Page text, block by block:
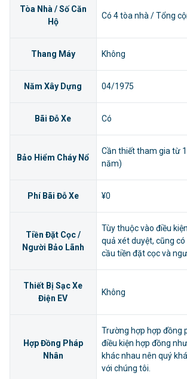
Tòa Nhà / Số Căn
Hộ
Có 4 tòa nhà / Tổng
Thang Máy Không
Năm Xây Dựng 04/1975
Bãi Đỗ Xe Có
Bảo Hiểm Cháy Nổ
Cần thiết tham gia từ
năm)
Phí Bãi Đỗ Xe ¥0
Tiền Đặt Cọc /
Người Bảo Lãnh
Tùy thuộc vào điều
quả xét duyệt, cũng
cầu tiền đặt cọc và
Thiết Bị Sạc Xe
Điện EV
Không
Hợp Đồng Pháp
Nhân
Trường hợp hợp đồng
điều kiện hợp đồng
khác nhau nên quý
với chúng tôi.